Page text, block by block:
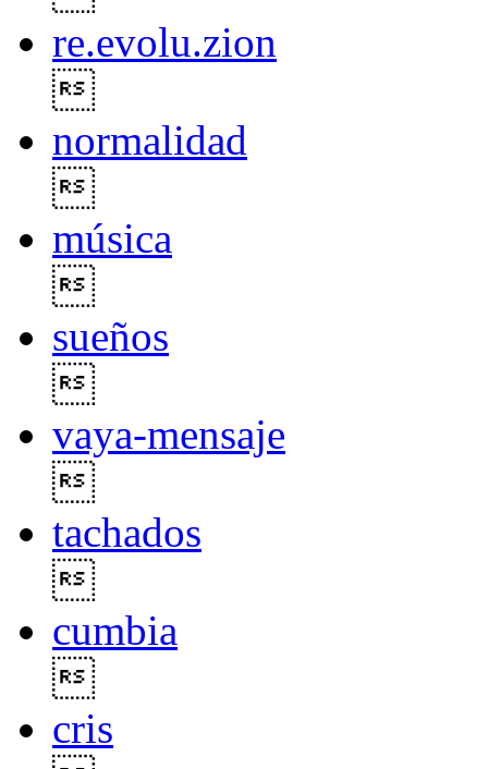
re.evolu.zion
normalidad
música
sueños
vaya-mensaje
tachados
cumbia
cris